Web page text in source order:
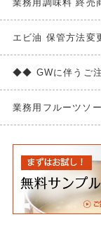
業務用調味料 終売
エビ油 保管方法変
◆◆ GWに伴うご
業務用フルーツソ